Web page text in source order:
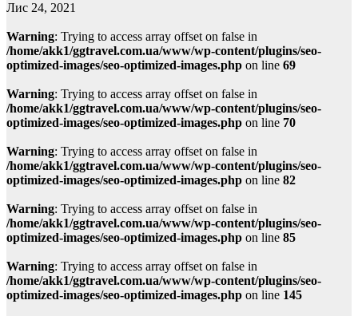
Лис 24, 2021
Warning: Trying to access array offset on false in
/home/akk1/ggtravel.com.ua/www/wp-content/plugins/seo-
optimized-images/seo-optimized-images.php on line 69
Warning: Trying to access array offset on false in
/home/akk1/ggtravel.com.ua/www/wp-content/plugins/seo-
optimized-images/seo-optimized-images.php on line 70
Warning: Trying to access array offset on false in
/home/akk1/ggtravel.com.ua/www/wp-content/plugins/seo-
optimized-images/seo-optimized-images.php on line 82
Warning: Trying to access array offset on false in
/home/akk1/ggtravel.com.ua/www/wp-content/plugins/seo-
optimized-images/seo-optimized-images.php on line 85
Warning: Trying to access array offset on false in
/home/akk1/ggtravel.com.ua/www/wp-content/plugins/seo-
optimized-images/seo-optimized-images.php on line 145